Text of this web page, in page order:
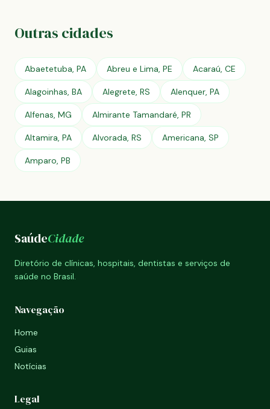
Outras cidades
Abaetetuba, PA Abreu e Lima, PE Acaraú, CE
Alagoinhas, BA Alegrete, RS Alenquer, PA
Alfenas, MG Almirante Tamandaré, PR
Altamira, PA Alvorada, RS Americana, SP
Amparo, PB
SaúdeCidade
Diretório de clínicas, hospitais, dentistas e serviços de
saúde no Brasil.
Navegação
Home
Guias
Notícias
Legal